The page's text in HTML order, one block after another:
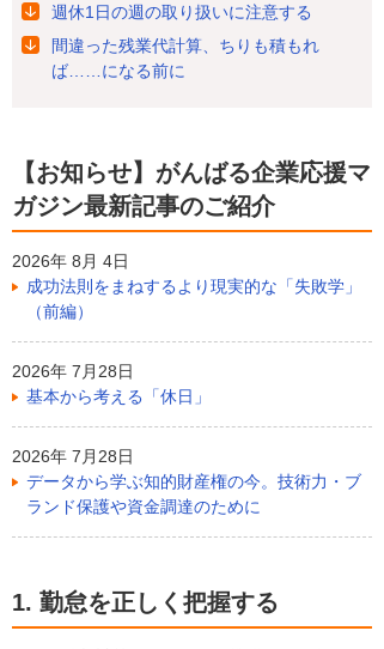
週休1日の週の取り扱いに注意する
間違った残業代計算、ちりも積もれ
ば……になる前に
【お知らせ】がんばる企業応援マ
ガジン最新記事のご紹介
2026年 8月 4日
成功法則をまねするより現実的な「失敗学」
（前編）
2026年 7月28日
基本から考える「休日」
2026年 7月28日
データから学ぶ知的財産権の今。技術力・ブ
ランド保護や資金調達のために
1. 勤怠を正しく把握する